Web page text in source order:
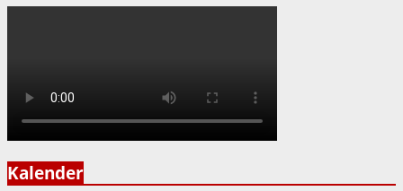
Kalender